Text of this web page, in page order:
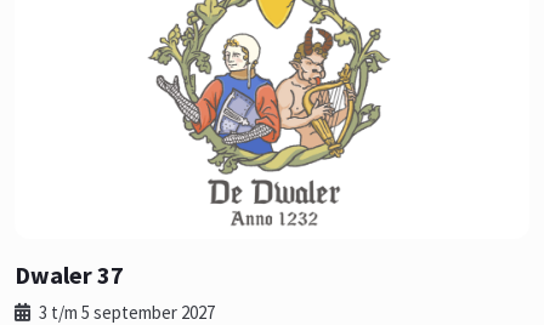
Dwaler 37
3 t/m 5 september 2027